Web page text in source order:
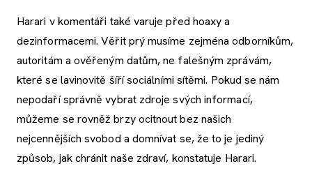
Harari v komentáři také varuje před hoaxy a
dezinformacemi. Věřit prý musíme zejména odborníkům,
autoritám a ověřeným datům, ne falešným zprávám,
které se lavinovitě šíří sociálními sítěmi. Pokud se nám
nepodaří správně vybrat zdroje svých informací,
můžeme se rovněž brzy ocitnout bez našich
nejcennějších svobod a domnívat se, že to je jediný
způsob, jak chránit naše zdraví, konstatuje Harari.